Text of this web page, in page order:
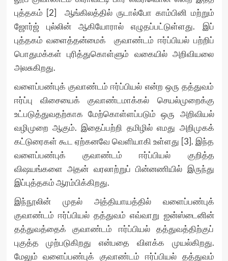
புத்தகம் [2] ஆங்கிலத்தில் ருடால்போ காம்பினி மற்றும்
ஜோர்ஜ் புல்லின் ஆகியோரால் எழுதப்பட்டுள்ளது. இப்
புத்தகம் வளைத்தன்மைக் குவாண்டம் ஈர்ப்பியல் பற்றிப்
பொதுமக்கள் புரித்துகொள்ளும் வகையில் அறிவியலை
அலசுகிறது.
வளைப்பண்புக் குவாண்டம் ஈர்ப்பியல் என்ற ஒரு தத்துவம்
ஈர்ப்பு விசையைக் குவாண்டமாக்கல் செயல்முறைக்கு
உட்படுத்துவதற்காக மேற்கொள்ளப்படும் ஒரு அறிவியல்
வழிமுறை ஆகும். இதைப்பற்றி தமிழில் எமது அறிமுகக்
கட்டுரைகள் கூட ஏற்கனவே வெளியாகி உள்ளது [3]. இந்த
வளைப்பண்புக் குவாண்டம் ஈர்ப்பியல் குறித்த
விஷயங்களை அதன் வரலாற்றுப் பின்னணியில் இருந்து
இப்புத்தகம் ஆரம்பிக்கிறது.
இந்நூலின் முதல் அத்தியாயத்தில் வளைப்பண்புக்
குவாண்டம் ஈர்ப்பியல் தத்துவம் எவ்வாறு ஐன்ஸ்டைனின்
தத்துவத்தைக் குவாண்டம் ஈர்ப்பியல் தத்துவத்திற்குப்
புகுத்த முற்படுகிறது என்பதை விளக்க முயல்கிறது.
மேலும் வளைப்பண்புக் குவாண்டம் ஈர்ப்பியல் தத்துவம்